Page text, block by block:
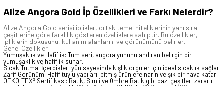
Alize Angora Gold İp Özellikleri ve Farkı Nelerdir?
Alize Angora Gold serisi iplikler, ortak temel niteliklerinin yanı sıra
çeşitlerine göre farklılık gösteren özelliklere sahiptir. Bu özellikler,
ipliklerin dokusunu, kullanım alanlarını ve görünümünü belirler.
Genel Özellikler:
Yumuşaklık ve Hafiflik: Tüm seri, angora yününü andıran belirgin bir
yumuşaklık ve hafiflik sunar.
Sıcak Tutma: İçerdikleri yün sayesinde kışlık örgüler için ideal sıcaklık sağlar.
Zarif Görünüm: Hafif tüylü yapıları, bitmiş ürünlere narin ve şık bir hava katar.
OEKO-TEX® Sertifikası: Batik, Simli ve Ombre Batik gibi bazı çeşitleri zararlı